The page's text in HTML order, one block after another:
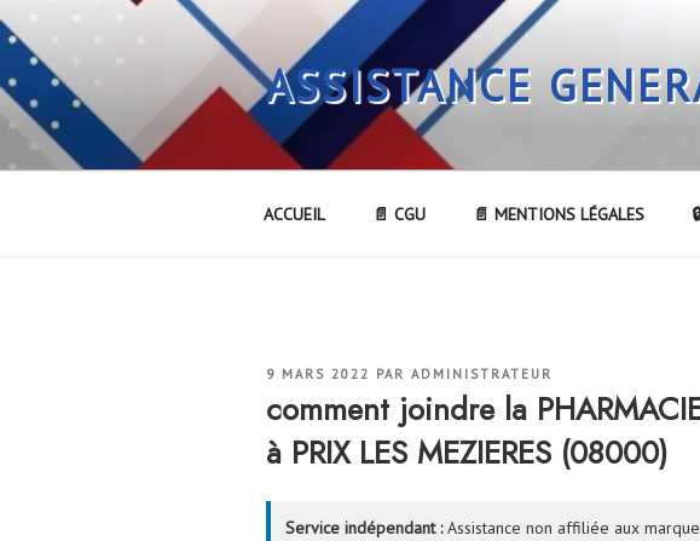
Aller
au
contenu
principal
ASSISTANCE
ACCUEIL 📄 CGU 📄 MENTIONS LÉGALES
PUBLIÉ
9 MARS 2022 PAR ADMINISTRATEUR
comment joindre la
à PRIX LES MEZIERES (08000)
Service indépendant :Assistance non affiliée aux